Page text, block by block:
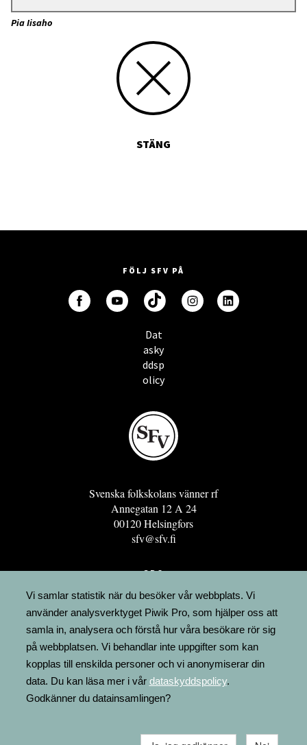
Pia Iisaho
STÄNG
FÖLJ SFV PÅ
Dat
asky
ddsp
olicy
Svenska folkskolans vänner rf
Annegatan 12 A 24
00120 Helsingfors
sfv@sfv.fi
GRO
FÖRENINGSRESURSEN
MINNESRUNOR.FI
UPPSLAGSVERKET FINLAND
LÄGENHETER
FAKTURERING
Vi samlar statistik när du besöker vår webbplats. Vi
använder analysverktyget Piwik Pro, som hjälper oss att
samla in, analysera och förstå hur våra besökare rör sig
på webbplatsen. Vi behandlar inte uppgifter som kan
kopplas till enskilda personer och vi anonymiserar din
data. Du kan läsa mer i vår dataskyddspolicy.
Godkänner du datainsamlingen?